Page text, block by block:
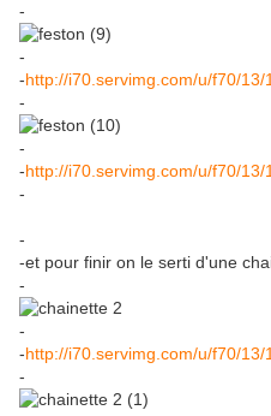
-
-
-http://i70.servimg.com/u/f70/
-
-
-http://i70.servimg.com/u/f70/
-
-
-et pour finir on le serti d'une
-
-
-http://i70.servimg.com/u/f70/
-